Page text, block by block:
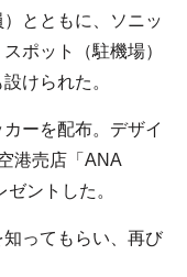
とともに、ソニッ
ポット（駐機場）
けられた。
ーを配布。デザイ
港売店「ANA
ントした。
ってもらい、再び